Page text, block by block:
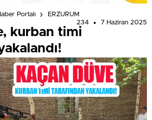
Portalı
ERZURUM
234
7 Haziran 2025
kurban timi